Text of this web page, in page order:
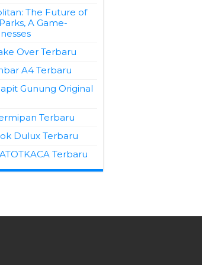
The Future of
A Game-
Over Terbaru
A4 Terbaru
Gunung Original
Terbaru
Dulux Terbaru
Terbaru